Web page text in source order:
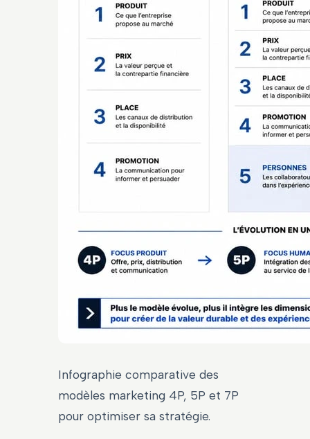
Infographie comparative des
modèles marketing 4P, 5P et 7P
pour optimiser sa stratégie.